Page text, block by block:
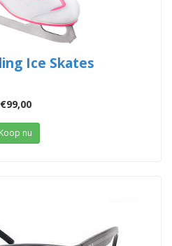
Ice Skates
€99,00
Koop nu